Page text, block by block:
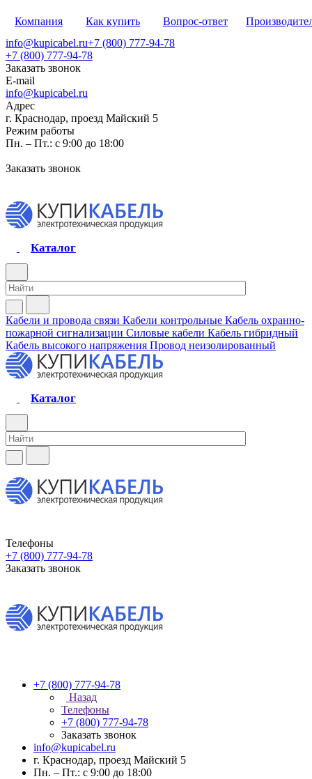
Компания Как купить Вопрос-ответ
info@kupicabel.ru+7 (800) 777-94-78
+7 (800) 777-94-78
Заказать звонок
E-mail
info@kupicabel.ru
Адрес
г. Краснодар, проезд Майский 5
Режим работы
Пн. – Пт.: с 9:00 до 18:00
Заказать звонок
Каталог
Кабели и провода связи Кабели контрольные Кабель охранно-
пожарной сигнализации Силовые кабели Кабель гибридный
Кабель высокого напряжения Провод неизолированный
Каталог
Телефоны
+7 (800) 777-94-78
Заказать звонок
+7 (800) 777-94-78
Назад
Телефоны
+7 (800) 777-94-78
Заказать звонок
info@kupicabel.ru
г. Краснодар, проезд Майский 5
Пн. – Пт.: с 9:00 до 18:00